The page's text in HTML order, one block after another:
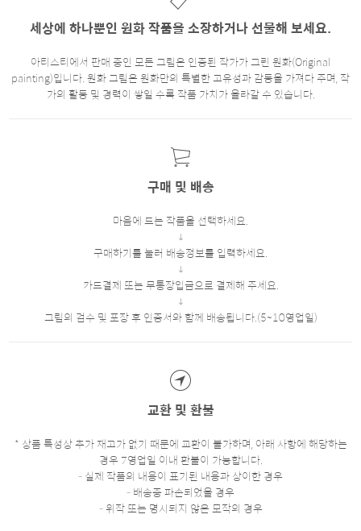
세상에 하나뿐인 원화 작품을 소장하거나 선물해 보세요.
아티스티에서 판매 중인 모든 그림은 인증된 작가가 그린 원화(Original
painting)입니다. 원화 그림은 원화만의 특별한 고유성과 감동을 가져다 주며, 작
가의 활동 및 경력이 쌓일 수록 작품 가치가 올라갈 수 있습니다.
구매 및 배송
마음에 드는 작품을 선택하세요.
구매하기를 눌러 배송정보를 입력하세요.
카드결제 또는 무통장입금으로 결제해 주세요.
그림의 검수 및 포장 후 인증서와 함께 배송됩니다.(5~10영업일)
교환 및 환불
* 상품 특성상 추가 재고가 없기 때문에 교환이 불가하며, 아래 사항에 해당하는
경우 7영업일 이내 환불이 가능합니다.
- 실제 작품의 내용이 표기된 내용과 상이한 경우
- 배송중 파손되었을 경우
- 위작 또는 명시되지 않은 모작의 경우